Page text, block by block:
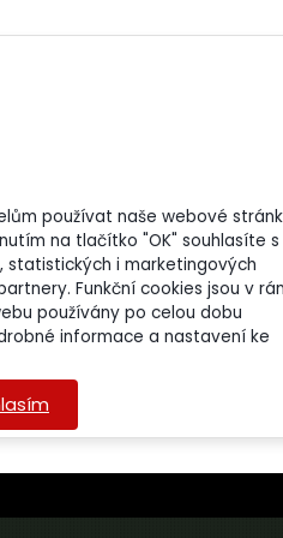
používat naše webové
na tlačítko "OK" souhlasíte s
statistických i marketingových
Funkční cookies jsou v
používány po celou dobu
informace a nastavení ke